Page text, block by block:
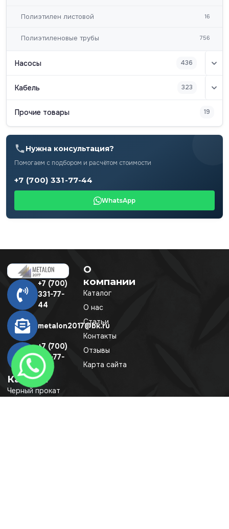
Полиэтилен листовой 16
Полиэтиленовые трубы 756
Насосы 436
Кабель 323
Прочие товары 19
Нужна консультация?
Помогаем с подбором и расчётом стоимости
+7 (700) 331-77-44
WhatsApp
+7 (700)
331-77-
44
metalon2017@bk.ru
+7 (700)
331-77-
44
Каталог
Черный прокат
О
компании
Каталог
О нас
Статьи
Контакты
Отзывы
Карта сайта